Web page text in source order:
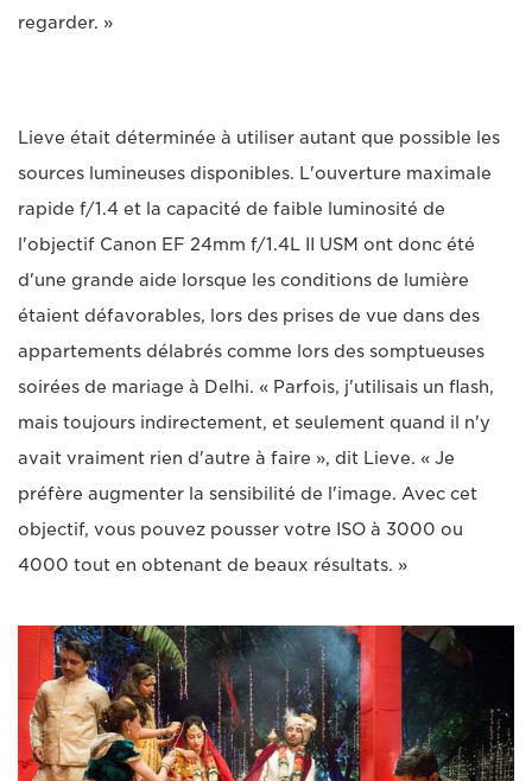
regarder. »
Lieve était déterminée à utiliser autant que possible les
sources lumineuses disponibles. L'ouverture maximale
rapide f/1.4 et la capacité de faible luminosité de
l'objectif Canon EF 24mm f/1.4L II USM ont donc été
d'une grande aide lorsque les conditions de lumière
étaient défavorables, lors des prises de vue dans des
appartements délabrés comme lors des somptueuses
soirées de mariage à Delhi. « Parfois, j'utilisais un flash,
mais toujours indirectement, et seulement quand il n'y
avait vraiment rien d'autre à faire », dit Lieve. « Je
préfère augmenter la sensibilité de l'image. Avec cet
objectif, vous pouvez pousser votre ISO à 3000 ou
4000 tout en obtenant de beaux résultats. »